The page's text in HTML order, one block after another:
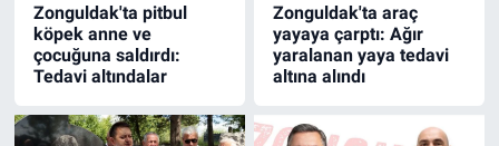
Zonguldak'ta pitbul
köpek anne ve
çocuğuna saldırdı:
Tedavi altındalar
Zonguldak'ta araç
yayaya çarptı: Ağır
yaralanan yaya tedavi
altına alındı